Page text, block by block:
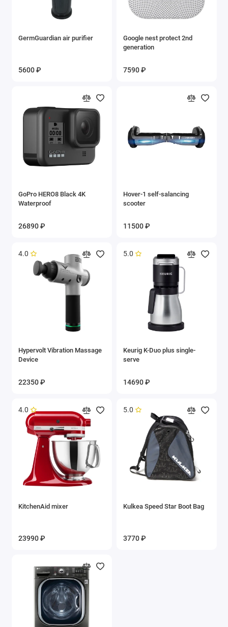
GermGuardian air purifier
5600 ₽
Google nest protect 2nd
generation
7590 ₽
GoPro HERO8 Black 4K
Waterproof
26890 ₽
Hover-1 self-salancing
scooter
11500 ₽
4.0
Hypervolt Vibration Massage
Device
22350 ₽
5.0
Keurig K-Duo plus single-
serve
14690 ₽
4.0
KitchenAid mixer
23990 ₽
5.0
Kulkea Speed Star Boot Bag
3770 ₽